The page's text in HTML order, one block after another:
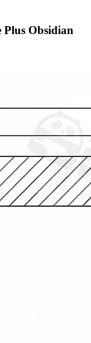
Plus Obsidian